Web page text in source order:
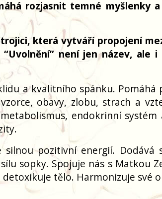
rozjasnit temné myšlenky
která vytváří propojení
není jen název,
a kvalitního spánku. Pomáhá
obavy, zlobu, strach a
endokrinní
silnou pozitivní energií. Dodává
sopky. Spojuje nás s Matkou
tělo. Harmonizuje své